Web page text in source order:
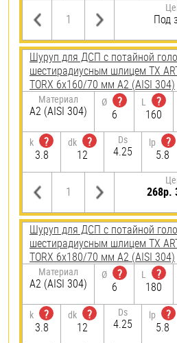
Под
Шуруп для ДСП с потайной
шестирадиусным шлицем TX
TORX 6х160/70 мм А2 (AISI 304)
Материал
А2 (AISI 304)
Ø
?
6
L
?
160
k
?
3.8
dk
?
12
Ds
4.25
lp
?
5.8
268р.
Шуруп для ДСП с потайной
шестирадиусным шлицем TX
TORX 6х180/70 мм А2 (AISI 304)
Материал
А2 (AISI 304)
Ø
?
6
L
?
180
k
?
3.8
dk
?
12
Ds
4.25
lp
?
5.8